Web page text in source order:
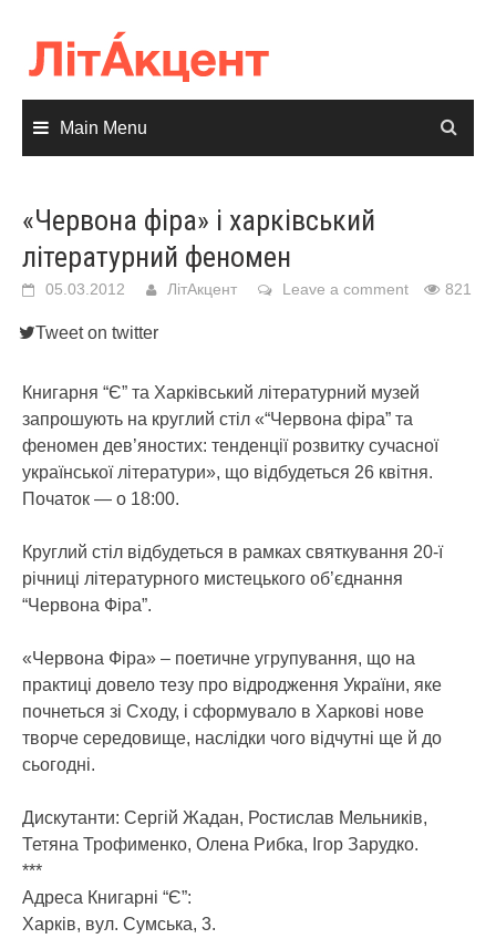
content
Main Menu
«Червона фіра» і харківський
літературний феномен
05.03.2012 ЛітАкцент Leave a comment 821
Tweet on twitter
Книгарня “Є” та Харківський літературний музей
запрошують на круглий стіл «“Червона фіра” та
феномен дев’яностих: тенденції розвитку сучасної
української літератури», що відбудеться 26 квітня.
Початок — о 18:00.
Круглий стіл відбудеться в рамках святкування 20-ї
річниці літературного мистецького об’єднання
“Червона Фіра”.
«Червона Фіра» – поетичне угрупування, що на
практиці довело тезу про відродження України, яке
почнеться зі Сходу, і сформувало в Харкові нове
творче середовище, наслідки чого відчутні ще й до
сьогодні.
Дискутанти: Сергій Жадан, Ростислав Мельників,
Тетяна Трофименко, Олена Рибка, Ігор Зарудко.
***
Адреса Книгарні “Є”:
Харків, вул. Сумська, 3.